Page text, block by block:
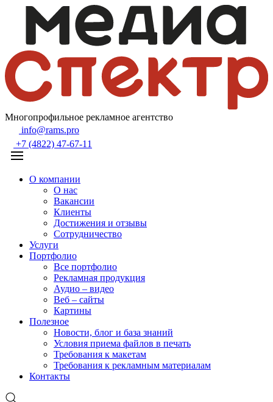
Многопрофильное рекламное агентство
info@rams.pro
+7 (4822) 47-67-11
О компании
О нас
Вакансии
Клиенты
Достижения и отзывы
Сотрудничество
Услуги
Портфолио
Все портфолио
Рекламная продукция
Аудио – видео
Веб – сайты
Картины
Полезное
Новости, блог и база знаний
Условия приема файлов в печать
Требования к макетам
Требования к рекламным материалам
Контакты